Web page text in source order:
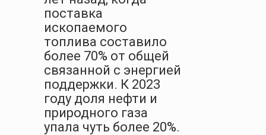
поставка
ископаемого
топлива составило
более 70% от общей
связанной с энергией
поддержки. К 2023
году доля нефти и
природного газа
упала чуть более 20%.